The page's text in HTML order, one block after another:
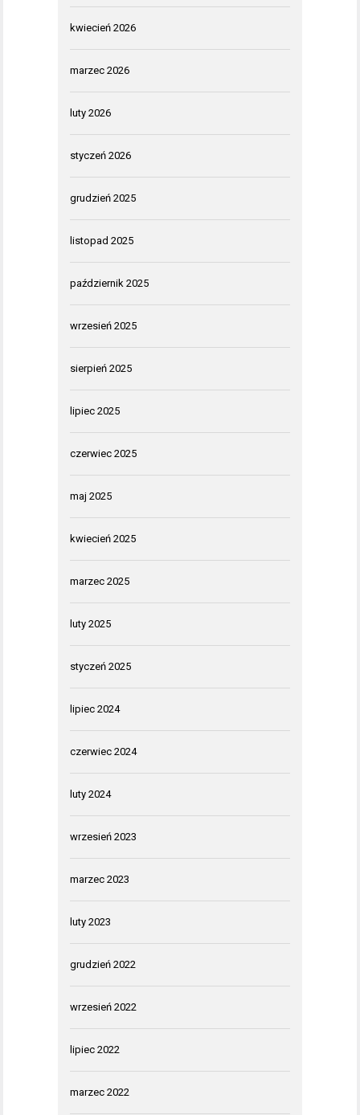
kwiecień 2026
marzec 2026
luty 2026
styczeń 2026
grudzień 2025
listopad 2025
październik 2025
wrzesień 2025
sierpień 2025
lipiec 2025
czerwiec 2025
maj 2025
kwiecień 2025
marzec 2025
luty 2025
styczeń 2025
lipiec 2024
czerwiec 2024
luty 2024
wrzesień 2023
marzec 2023
luty 2023
grudzień 2022
wrzesień 2022
lipiec 2022
marzec 2022